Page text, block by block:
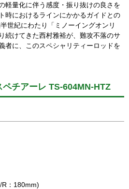
軽量化に伴う感度・振り抜けの良さを
時におけるラインにかかるガイドとの
世紀にわたり「ミノーイングオンリ
続けてきた西村雅裕が、難攻不落のサ
者に、このスペシャリティーロッドを
チアーレ TS-604MN-HTZ
：180mm)